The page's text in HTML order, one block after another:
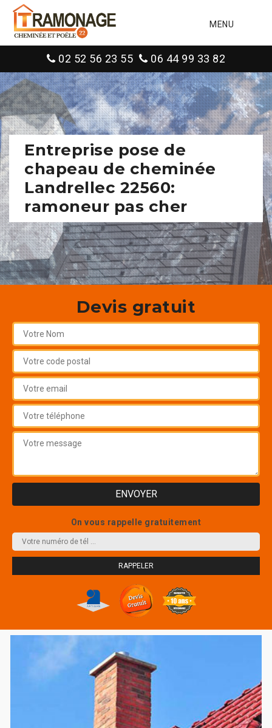
MENU
02 52 56 23 55 06 44 99 33 82
Entreprise pose de
chapeau de cheminée
Landrellec 22560:
ramoneur pas cher
Devis gratuit
On vous rappelle gratuitement